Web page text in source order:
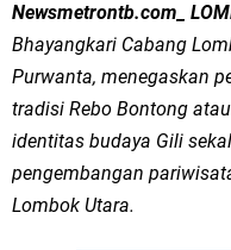
Newsmetrontb.com_
Bhayangkari Cabang
Purwanta, menegaskan
tradisi Rebo Bontong
identitas budaya Gili
pengembangan
Lombok Utara.